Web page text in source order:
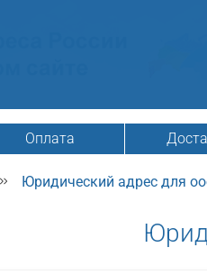
Оплата
Юридический адрес для